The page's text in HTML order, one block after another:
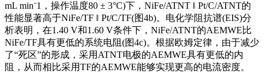
mL min⁻1，操作温度80 ± 3°C)下，NiFe/ATNT ‖ Pt/C/ATNT的
性能显著高于NiFe/TF ‖ Pt/C/TF(图4b)。电化学阻抗谱(EIS)分
析表明，在1.40 V和1.60 V条件下，NiFe/ATNT的AEMWE比
NiFe/TF具有更低的系统电阻(图4c)。根据欧姆定律，由于减少
了“死区”的形成，采用ATNT电极的AEMWE具有更低的内
阻，从而相比采用TF的AEMWE能够实现更高的电流密度。